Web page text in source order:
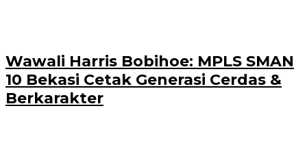
Wawali Harris Bobihoe: MPLS SMAN
10 Bekasi Cetak Generasi Cerdas &
Berkarakter